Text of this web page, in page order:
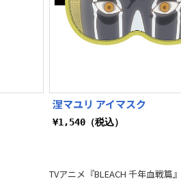
涅マユリ アイマスク
¥1,540（税込）
TVアニメ『BLEACH 千年血戦篇』